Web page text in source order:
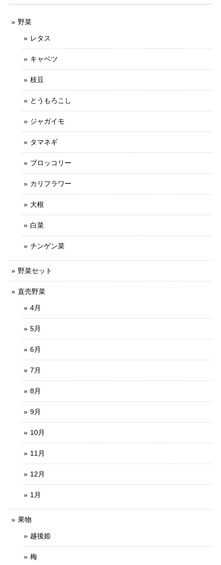
野菜
レタス
キャベツ
枝豆
とうもろこし
ジャガイモ
タマネギ
ブロッコリー
カリフラワー
大根
白菜
チンゲン菜
野菜セット
直売野菜
4月
5月
6月
7月
8月
9月
10月
11月
12月
1月
果物
越後姫
梅